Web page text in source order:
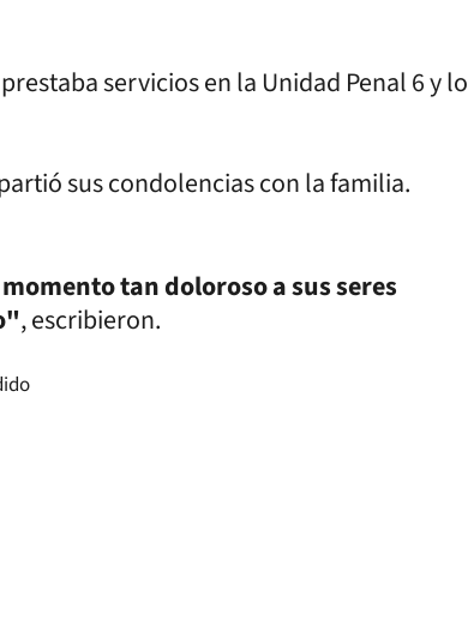
servicios en la Unidad Penal 6 y lo
sus condolencias con la familia.
tan doloroso a sus seres
, escribieron.